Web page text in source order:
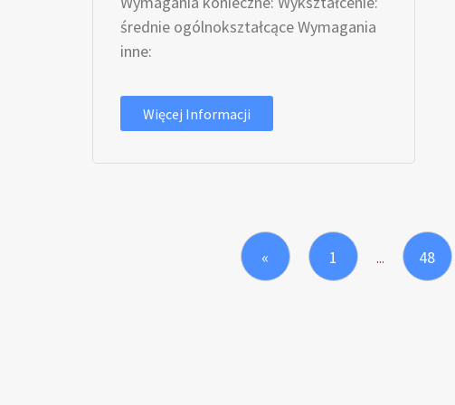
średnie ogólnokształcące Wymagania
inne:
Więcej Informacji
« 1 ... 48